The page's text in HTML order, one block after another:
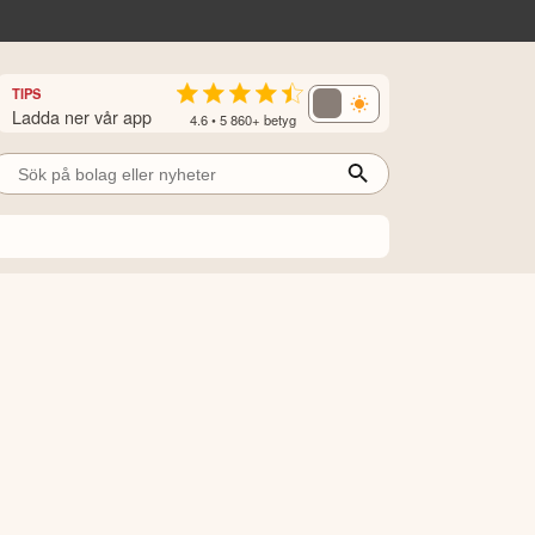
TIPS
Ladda ner vår app 4.6 • 5 860+ betyg